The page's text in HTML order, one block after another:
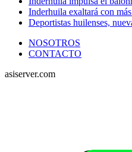
Inderhuila exaltará con
Deportistas huilenses,
NOSOTROS
CONTACTO
asiserver.com